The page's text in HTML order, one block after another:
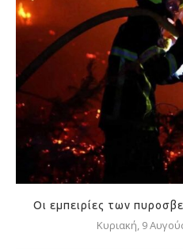
Οι εμπειρίες των
Κυριακή, 9